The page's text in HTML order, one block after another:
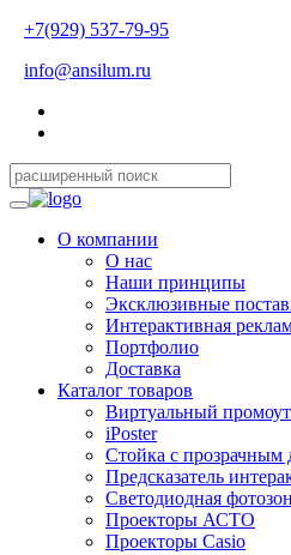
+7(929) 537-79-95
info@ansilum.ru
О компании
О нас
Наши принципы
Эксклюзивные
Интерактивная
Портфолио
Доставка
Каталог товаров
Виртуальный
iPoster
Стойка с прозрачным
Предсказатель
Светодиодная
Проекторы АСТО
Проекторы Casio